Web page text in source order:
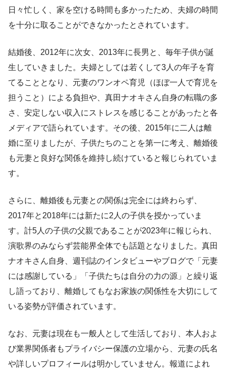
日々忙しく、家を空ける時間も多かったため、夫婦の時間
を十分に取ることができなかったとされています。
結婚後、2012年に次女、2013年に長男と、毎年子供が誕
生していきました。夫婦としては若くして3人の年子を育
てることとなり、元妻のワンオペ育児（ほぼ一人で育児を
担うこと）による負担や、真田ナオキさん自身の転職の多
さ、安定しない収入にストレスを感じることがあったと各
メディアで語られています。その後、2015年に二人は離
婚に至りましたが、子供たちのことを第一に考え、離婚後
も元妻と良好な関係を維持し続けていると報じられていま
す。
さらに、離婚後も元妻との関係は完全には終わらず、
2017年と2018年には新たに2人の子供を授かっていま
す。計5人の子供の父親であることが2023年に報じられ、
演歌界のみならず芸能界全体でも話題となりました。真田
ナオキさん自身、週刊誌のインタビューやブログで「元妻
には感謝している」「子供たちは自分の力の源」と繰り返
し語っており、離婚してもなお家族の関係性を大切にして
いる姿勢が評価されています。
なお、元妻は現在も一般人として生活しており、本人およ
び業界関係者もプライバシー保護の立場から、元妻の氏名
や詳しいプロフィールは明かしていません。報道によれ